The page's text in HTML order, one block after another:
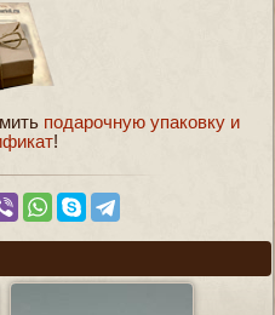
подарочную упаковку и
!